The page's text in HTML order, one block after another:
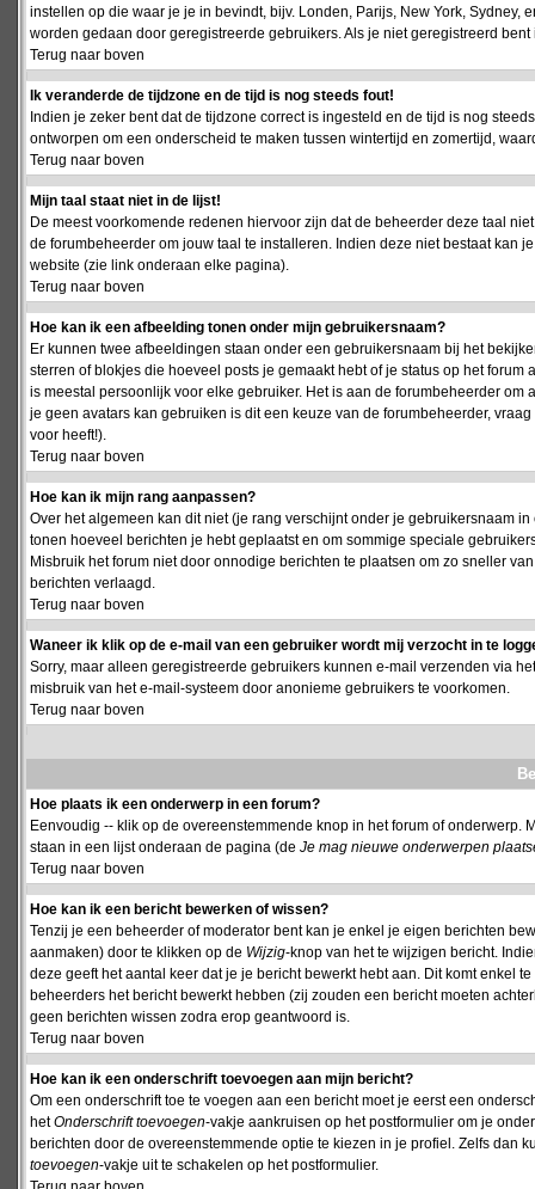
instellen op die waar je je in bevindt, bijv. Londen, Parijs, New York,
worden gedaan door geregistreerde gebruikers. Als je niet geregistreerd
Terug naar boven
Ik veranderde de tijdzone en de tijd is nog steeds fout!
Indien je zeker bent dat de tijdzone correct is ingesteld en de tijd is nog
ontworpen om een onderscheid te maken tussen wintertijd en zomertijd,
Terug naar boven
Mijn taal staat niet in de lijst!
De meest voorkomende redenen hiervoor zijn dat de beheerder deze taal
de forumbeheerder om jouw taal te installeren. Indien deze niet bestaat kan
website (zie link onderaan elke pagina).
Terug naar boven
Hoe kan ik een afbeelding tonen onder mijn gebruikersnaam?
Er kunnen twee afbeeldingen staan onder een gebruikersnaam bij het
sterren of blokjes die hoeveel posts je gemaakt hebt of je status op het
is meestal persoonlijk voor elke gebruiker. Het is aan de forumbeheerder
je geen avatars kan gebruiken is dit een keuze van de forumbeheerder,
voor heeft!).
Terug naar boven
Hoe kan ik mijn rang aanpassen?
Over het algemeen kan dit niet (je rang verschijnt onder je gebruikersnaam
tonen hoeveel berichten je hebt geplaatst en om sommige speciale
Misbruik het forum niet door onnodige berichten te plaatsen om zo sneller
berichten verlaagd.
Terug naar boven
Waneer ik klik op de e-mail van een gebruiker wordt mij verzocht in te
Sorry, maar alleen geregistreerde gebruikers kunnen e-mail verzenden via
misbruik van het e-mail-systeem door anonieme gebruikers te voorkomen.
Terug naar boven
Hoe plaats ik een onderwerp in een forum?
Eenvoudig -- klik op de overeenstemmende knop in het forum of
staan in een lijst onderaan de pagina (de Je mag nieuwe onderwerpen
Terug naar boven
Hoe kan ik een bericht bewerken of wissen?
Tenzij je een beheerder of moderator bent kan je enkel je eigen berichten
aanmaken) door te klikken op de Wijzig-knop van het te wijzigen bericht.
deze geeft het aantal keer dat je je bericht bewerkt hebt aan. Dit komt enkel
beheerders het bericht bewerkt hebben (zij zouden een bericht moeten
geen berichten wissen zodra erop geantwoord is.
Terug naar boven
Hoe kan ik een onderschrift toevoegen aan mijn bericht?
Om een onderschrift toe te voegen aan een bericht moet je eerst een
hetOnderschrift toevoegen-vakje aankruisen op het postformulier om je
berichten door de overeenstemmende optie te kiezen in je profiel. Zelfs dan
toevoegen-vakje uit te schakelen op het postformulier.